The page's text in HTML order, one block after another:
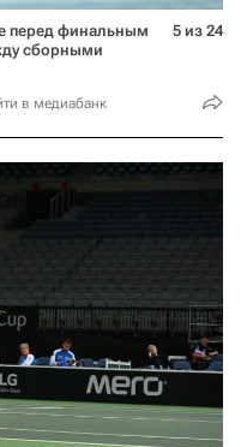
перед финальным
сборными
в медиабанк
5 из 24